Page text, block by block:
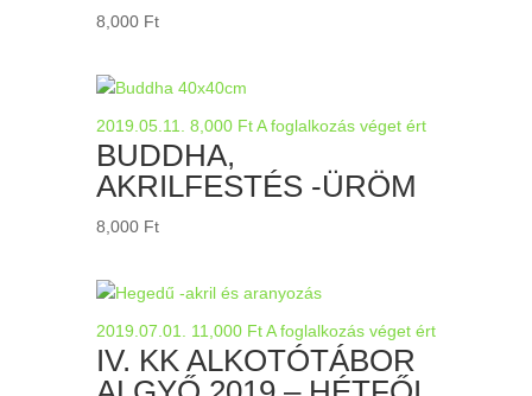
8,000 Ft
2019.05.11. 8,000 Ft A foglalkozás véget ért
BUDDHA,
AKRILFESTÉS -ÜRÖM
8,000 Ft
2019.07.01. 11,000 Ft A foglalkozás véget ért
IV. KK ALKOTÓTÁBOR